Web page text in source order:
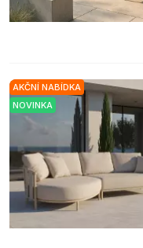
AKČNÍ NABÍDKA
NOVINKA